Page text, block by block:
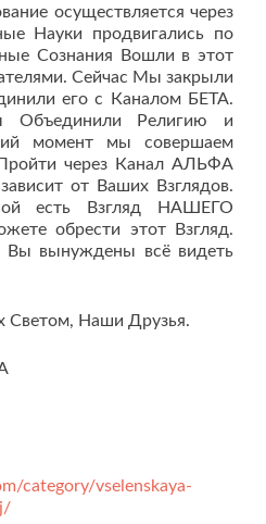
осуществляется через
Науки продвигались по
Сознания Вошли в этот
Сейчас Мы закрыли
его с Каналом БЕТА.
Объединили Религию и
момент мы совершаем
через Канал АЛЬФА
от Ваших Взглядов.
есть Взгляд НАШЕГО
обрести этот Взгляд.
Вы вынуждены всё видеть
Светом, Наши Друзья.
category/vselenskaya-